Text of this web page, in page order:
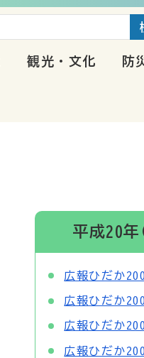
観光・文化 防
平成20
広報ひだか
広報ひだか
広報ひだか
広報ひだか